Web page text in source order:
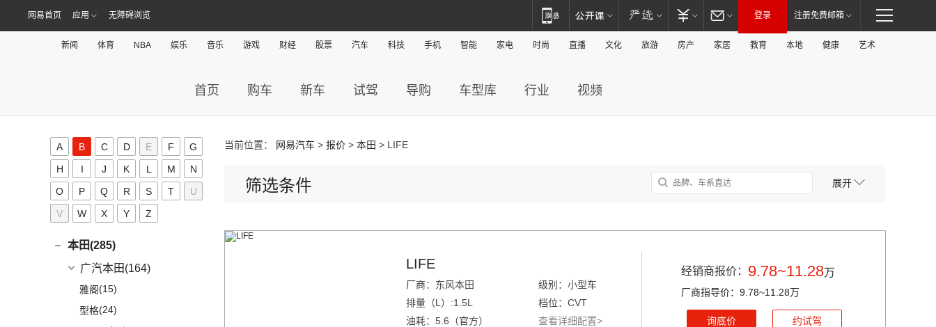
网易首页 应用 无障碍浏览 登录 注册免费邮箱
新闻 体育 NBA 娱乐 音乐 游戏 财经 股票 汽车 科技 手机 智能 家电 时尚 直播 文化 旅游 房产 家居 教育 本地 健康 艺术
首页 购车 新车 试驾 导购 车型库 行业 视频
A B C D E F
G
H
I J K L M
N
O
P Q R S T
U
V
W X Y Z
奥迪Q2L e-tron(1)
奥迪A6L
奥迪A3三厢 (19)
奥迪Q3
(28)
奥迪Q4 e-tron
(12)
奥迪Q5L Sportback
奥迪Q3 Sportback
进口奥迪(97)
奥迪A5(19)
奥迪e-tron GT
Aion Y (29)
Aion S(22)
DBS
(4)
V8 Vantage(5)
阿尔法·罗密欧
ARCFOX极狐(39)
北汽新能源(39)
ALPINA(0)
北京奔驰(116)
奔驰A级
(9)
奔驰EQA
(2)
奔驰A级AMG
(4)
奔驰C级
奔驰GLA(6)
奔驰EQB
奔驰EQE
宝马(248)
华晨宝马(90)
宝马5系新能源
(7)
宝马1系
(3)
宝马3系(18)
宝马iX3 (6)
宝马X3 (6)
宝马X2 (5)
宝骏(188)
上汽通用五菱(188)
宝骏730
(6)
宝骏310W
保时捷(160)
保时捷 (160)
Panamera
保时捷911
保时捷718
Panamera新能源
Cayenne新能源
别克(167)
上汽通用别克
昂科旗(5)
别克GL8
阅朗(3)
本田(285)
广汽本田(164)
雅阁(15)
型格(24)
当前位置： 网易汽车 > 报价 > 本田 > LIFE
筛选条件 展开
LIFE
厂商：东风本田
级别：小型车
排量（L）:1.5L
档位：CVT
油耗：5.6（官方）
查看详细配置>
经销商报价： 9.78~11.28万
厂商指导价：9.78~11.28万
询底价 约试驾